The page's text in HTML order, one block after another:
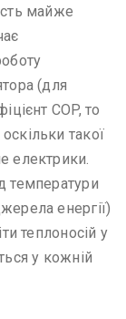
майже
(для
COP, то
оскільки такої
електрики.
температури
енергії)
теплоносій у
у кожній